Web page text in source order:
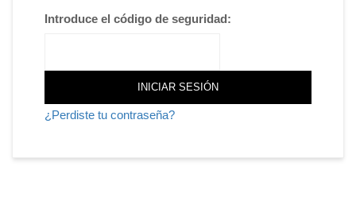
Introduce el código de seguridad:
INICIAR SESIÓN
¿Perdiste tu contraseña?